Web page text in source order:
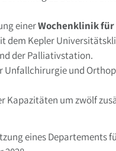
einerWochenklinik
dem Kepler
der Palliativstation.
und
Kapazitäten um zwölf
eines Departements